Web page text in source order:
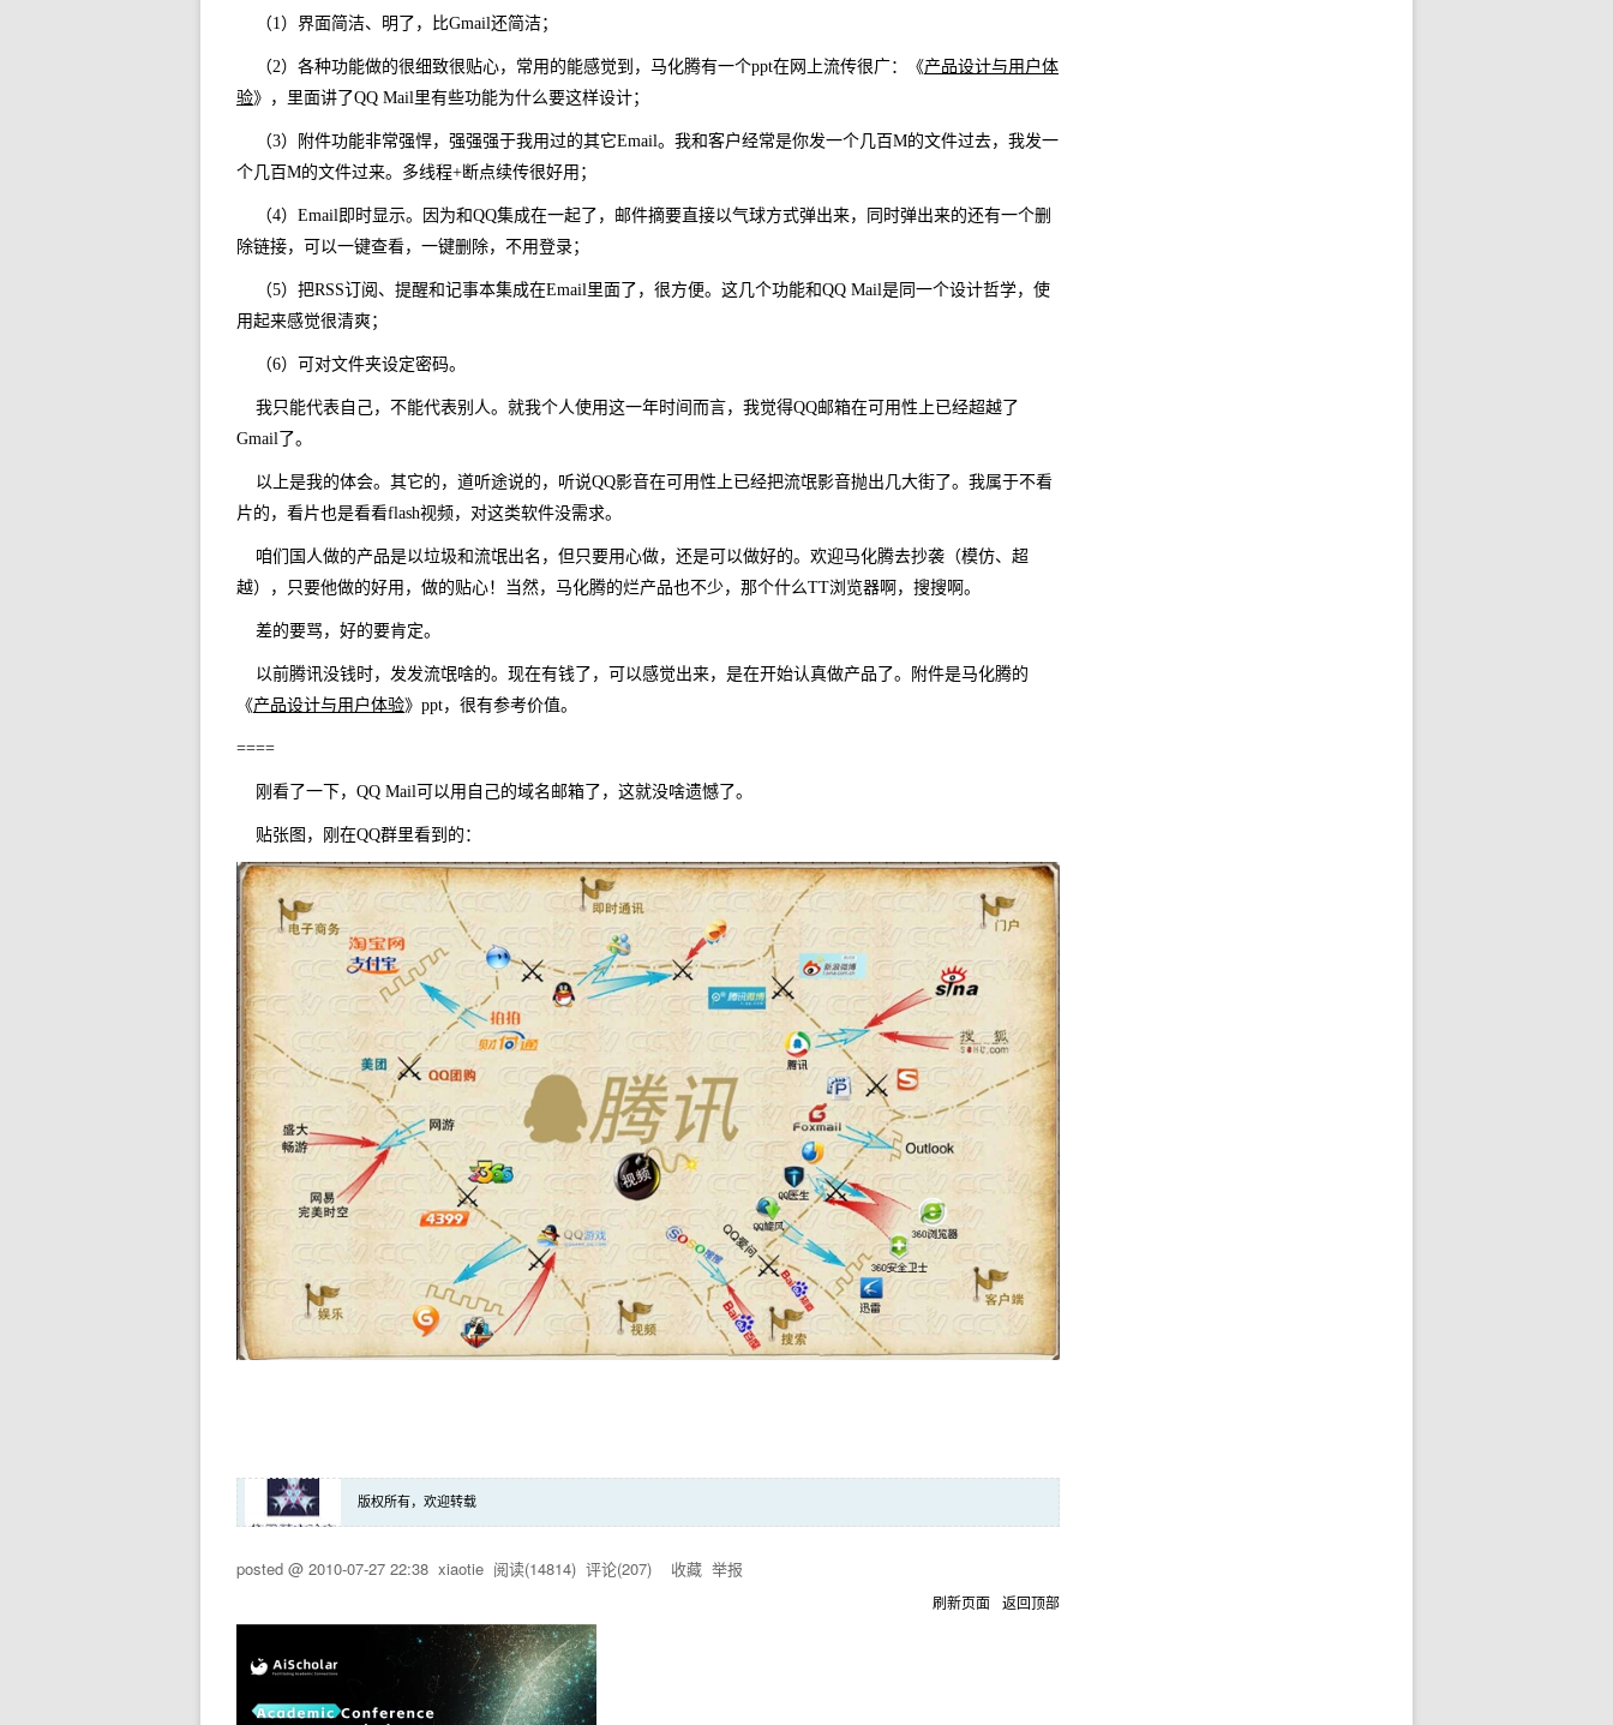
（1）界面简洁、明了，比Gmail还简洁；
（2）各种功能做的很细致很贴心，常用的能感觉到，马化腾有一个ppt在网上流传很广：《产品设计与用户体
验》，里面讲了QQ Mail里有些功能为什么要这样设计；
（3）附件功能非常强悍，强强强于我用过的其它Email。我和客户经常是你发一个几百M的文件过去，我发一
个几百M的文件过来。多线程+断点续传很好用；
（4）Email即时显示。因为和QQ集成在一起了，邮件摘要直接以气球方式弹出来，同时弹出来的还有一个删
除链接，可以一键查看，一键删除，不用登录；
（5）把RSS订阅、提醒和记事本集成在Email里面了，很方便。这几个功能和QQ Mail是同一个设计哲学，使
用起来感觉很清爽；
（6）可对文件夹设定密码。
我只能代表自己，不能代表别人。就我个人使用这一年时间而言，我觉得QQ邮箱在可用性上已经超越了
Gmail了。
以上是我的体会。其它的，道听途说的，听说QQ影音在可用性上已经把流氓影音抛出几大街了。我属于不看
片的，看片也是看看flash视频，对这类软件没需求。
咱们国人做的产品是以垃圾和流氓出名，但只要用心做，还是可以做好的。欢迎马化腾去抄袭（模仿、超
越），只要他做的好用，做的贴心！当然，马化腾的烂产品也不少，那个什么TT浏览器啊，搜搜啊。
差的要骂，好的要肯定。
以前腾讯没钱时，发发流氓啥的。现在有钱了，可以感觉出来，是在开始认真做产品了。附件是马化腾的
《产品设计与用户体验》ppt，很有参考价值。
====
刚看了一下，QQ Mail可以用自己的域名邮箱了，这就没啥遗憾了。
贴张图，刚在QQ群里看到的：
版权所有，欢迎转载
posted @ 2010-07-27 22:38 xiaotie 阅读(14814) 评论(207) 收藏 举报
刷新页面 返回顶部